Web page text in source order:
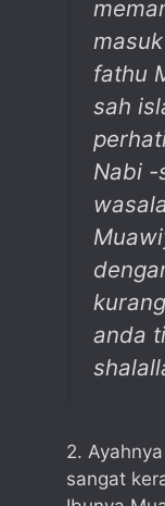
fathu
sah
Nabi -
anda
2.
sangat